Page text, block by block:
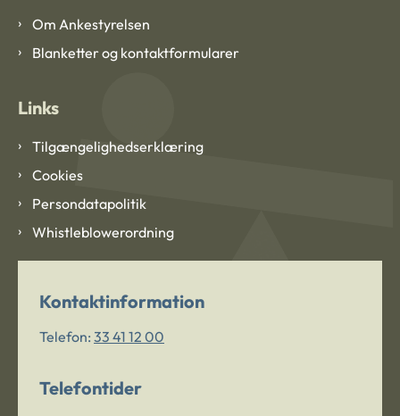
Om Ankestyrelsen
Blanketter og kontaktformularer
Links
Tilgængelighedserklæring
Cookies
Persondatapolitik
Whistleblowerordning
Kontaktinformation
Telefon: 33 41 12 00
Telefontider